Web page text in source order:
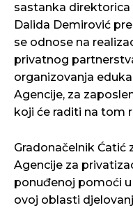
sastanka direktorica
Dalida Demirović
se odnose na
privatnog
organizovanja
Agencije, za
koji će raditi na tom
Gradonačelnik Ćatić
Agencije za
ponuđenoj pomoći
ovoj oblasti